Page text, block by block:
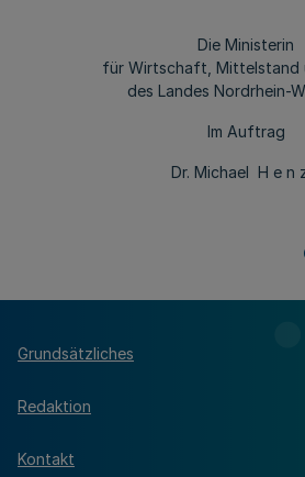
Die Ministerin
für Wirtschaft, Mittelstand
des Landes Nordrhein-
Im Auftrag
Dr. Michael H e n
Grundsätzliches
Redaktion
Kontakt